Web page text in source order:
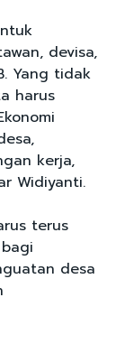
devisa,
Yang tidak
harus
kerja,
Widiyanti.
terus
desa